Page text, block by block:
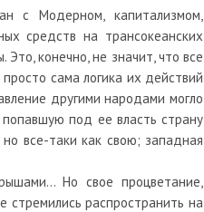
с Модерном, капитализмом,
средств на трансокеанских
конечно, не значит, что все
сама логика их действий
другими народами могло
под ее власть страну
но все-таки как свою; западная
Но свое процветание,
стремились распространить на